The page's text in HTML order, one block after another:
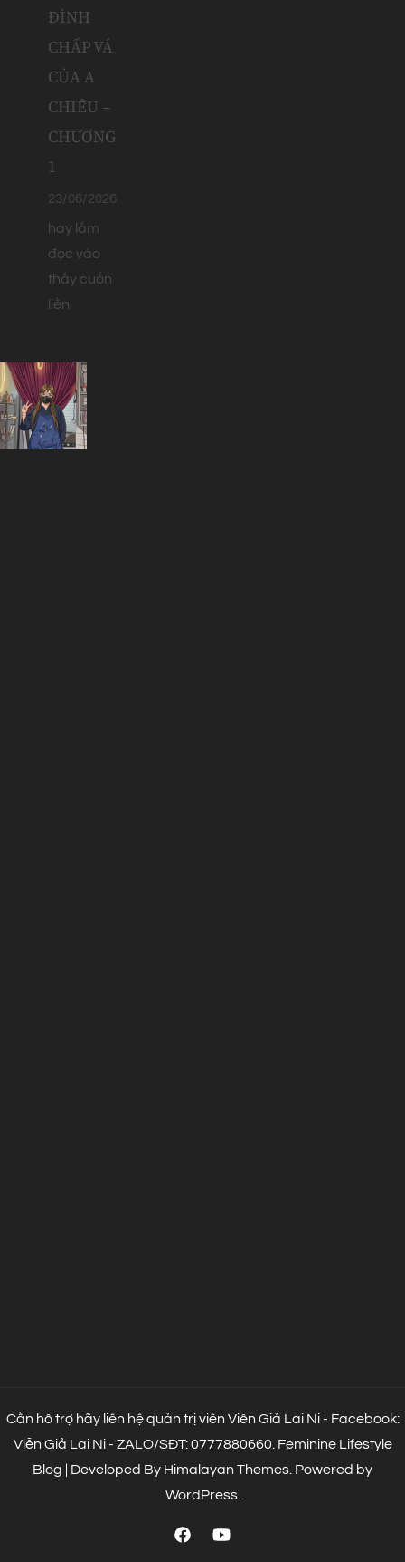
ĐÌNH
CHẤP VÁ
CỦA A
CHIÊU –
CHƯƠNG
1
23/06/2026
hay lắm
đọc vào
thấy cuốn
liền
Cần hỗ trợ hãy liên hệ quản trị viên Viễn Giả Lai Ni - Facebook:
Viễn Giả Lai Ni - ZALO/SĐT: 0777880660. Feminine Lifestyle
Blog | Developed By Himalayan Themes Powered by
WordPress.